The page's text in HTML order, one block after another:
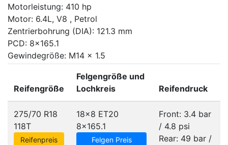
Motorleistung: 410 hp
Motor: 6.4L, V8 , Petrol
Zentrierbohrung (DIA): 121.3 mm
PCD: 8x165.1
Gewindegröße: M14 x 1.5
Reifengröße
Felgengröße und
Lochkreis
Reifendruck
275/70 R18
118T
Reifenpreis
18x8 ET20
8x165.1
Felgen Preis
Front: 3.4 bar
/ 4.8 psi
Rear: 49 bar /